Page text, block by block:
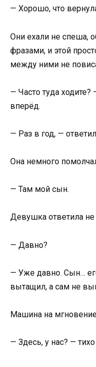
— Хорошо, что
Они ехали не спеша,
фразами, и этой
между ними не
— Часто туда
вперёд.
— Раз в год, —
Она немного
— Там мой сын.
Девушка ответила не
— Давно?
— Уже давно. Сын…
вытащил, а сам не
Машина на
— Здесь, у нас? —